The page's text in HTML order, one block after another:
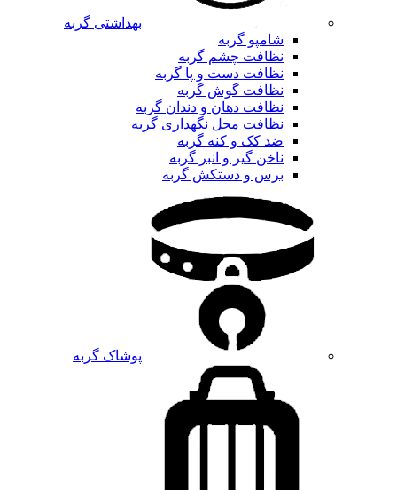
بهداشتی گربه
شامپو گربه
نظافت چشم گربه
نظافت دست و پا گربه
نظافت گوش گربه
نظافت دهان و دندان گربه
نظافت محل نگهداری گربه
ضد کک و کنه گربه
ناخن گیر و انبر گربه
برس و دستکش گربه
پوشاک گربه